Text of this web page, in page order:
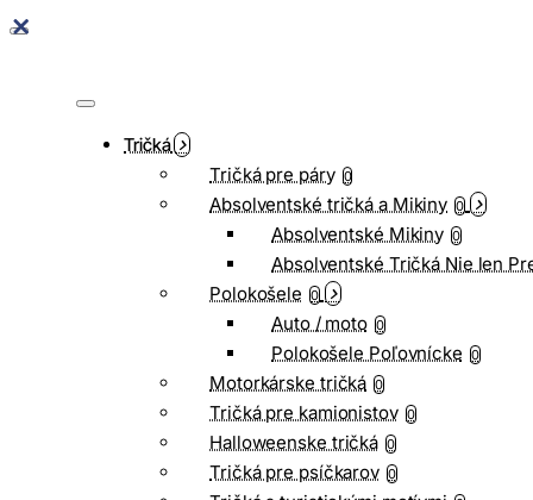
Tričká
Tričká pre páry 0
Absolventské tričká a Mikiny 0
Absolventské Mikiny 0
Absolventské Tričká Nie len
Polokošele 0
Auto / moto 0
Polokošele Poľovnícke 0
Motorkárske tričká 0
Tričká pre kamionistov 0
Halloweenske tričká 0
Tričká pre psíčkarov 0